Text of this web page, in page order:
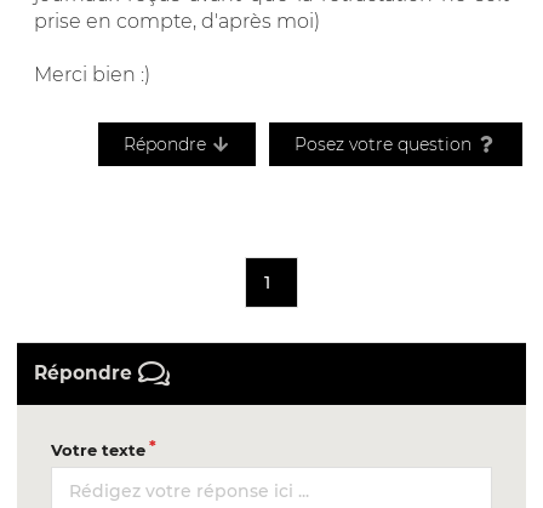
prise en compte, d'après moi)
Merci bien :)
Répondre Posez votre question
1
Répondre
Votre texte